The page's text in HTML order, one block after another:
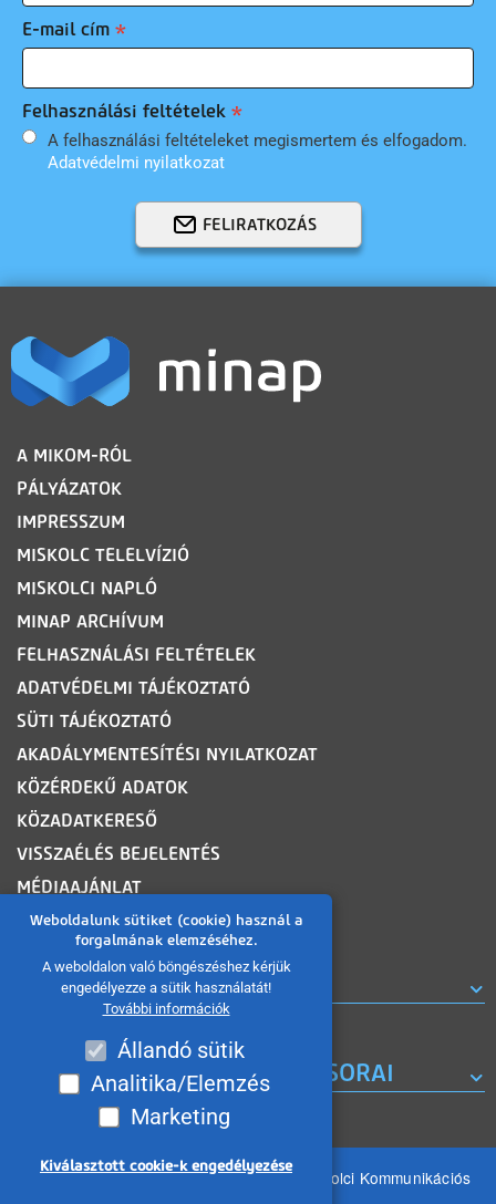
Weboldalunk sütiket (cookie) használ a
forgalmának elemzéséhez.
A weboldalon való böngészéshez kérjük
engedélyezze a sütik használatát!
További információk
Állandó sütik
Analitika/Elemzés
Marketing
Kiválasztott cookie-k engedélyezése
E-mail cím
Felhasználási feltételek
A felhasználási feltételeket megismertem és elfogadom.
Adatvédelmi nyilatkozat
FELIRATKOZÁS
LÁBLÉC
A MIKOM-RÓL
PÁLYÁZATOK
IMPRESSZUM
MISKOLC TELELVÍZIÓ
MISKOLCI NAPLÓ
MINAP ARCHÍVUM
FELHASZNÁLÁSI FELTÉTELEK
ADATVÉDELMI TÁJÉKOZTATÓ
SÜTI TÁJÉKOZTATÓ
AKADÁLYMENTESÍTÉSI NYILATKOZAT
KÖZÉRDEKŰ ADATOK
KÖZADATKERESŐ
VISSZAÉLÉS BEJELENTÉS
MÉDIAAJÁNLAT
OLDALTÉRKÉP
ROVATOK
A MISKOLC TV KORÁBBI MŰSORAI
Minden jog fenntartva 2026 © MIKOM Miskolci Kommunikációs